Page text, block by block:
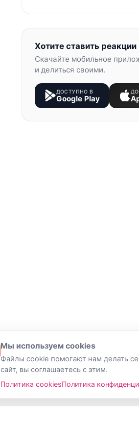
Хотите ставить
Скачайте мобильное
и делиться своими.
ДОСТУПНО В
Google Play
Мы используем cookies
Файлы cookie помогают нам делать
сайт, вы соглашаетесь с этим.
Политика cookiesПолитика